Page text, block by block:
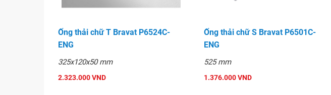
Ống thải chữ T Bravat P6524C-
ENG
325x120x50 mm
2.323.000 VND
Ống thải chữ S Bravat P6501C-
ENG
525 mm
1.376.000 VND